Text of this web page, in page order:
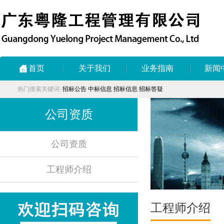
首页 关于我们 业务指南 新闻
热门搜索关键词: 招标公告 中标信息 招标信息 招标答疑
公司资质
公司资质
工程师介绍
工程师介绍